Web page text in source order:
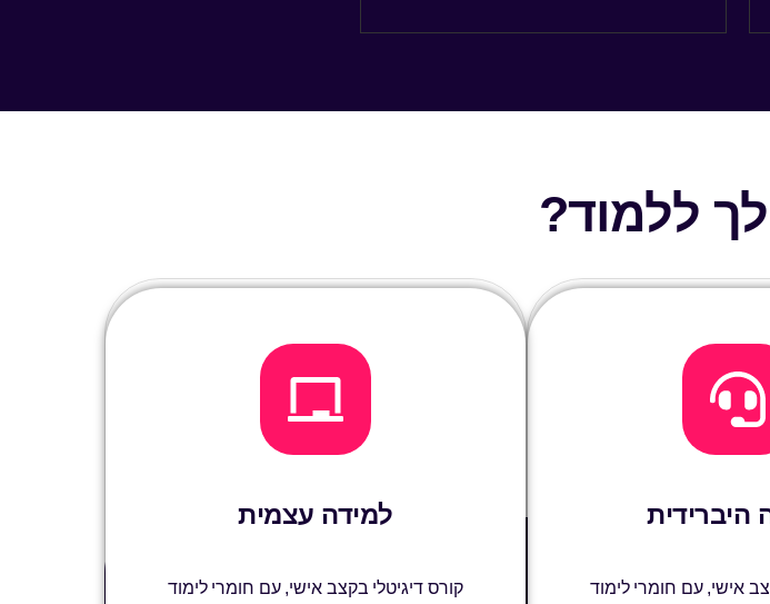
ללמוד?
היברידית
אישי, עם חומרי לימוד
למידה עצמית
קורס דיגיטלי בקצב אישי, עם חומרי לימוד